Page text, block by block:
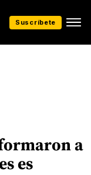
Suscríbete
a
es